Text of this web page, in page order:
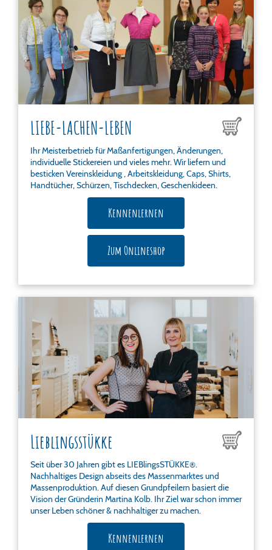
LIEBE-LACHEN-LEBEN
Ihr Meisterbetrieb für Maßanfertigungen, Änderungen,
individuelle Stickereien und vieles mehr. Wir liefern und
besticken Vereinskleidung , Arbeitskleidung, Caps, Shirts,
Handtücher, Schürzen, Tischdecken, Geschenkideen.
Kennenlernen
Zum Onlineshop
Lieblingsstükke
Seit über 30 Jahren gibt es LIEBlingsSTÜKKE®.
Nachhaltiges Design abseits des Massenmarktes und
Massenproduktion. Auf diesen Grundpfeilern basiert die
Vision der Gründerin Martina Kolb. Ihr Ziel war schon immer
unser Leben schöner & nachhaltiger zu machen.
Kennenlernen